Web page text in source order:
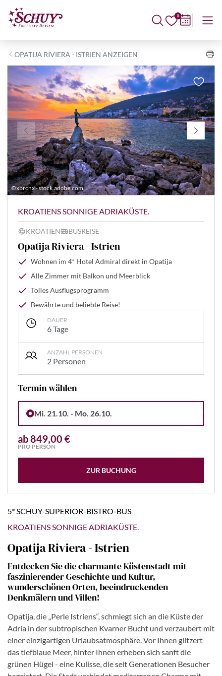
0
OPATIJA RIVIERA - ISTRIEN ANZEIGEN
©xbrchx - stock.adobe.com
KROATIENS SONNIGE ADRIAKÜSTE.
KROATIEN BUSREISE
Opatija Riviera - Istrien
Wohnen im 4* Hotel Admiral direkt in Opatija
Alle Zimmer mit Balkon und Meerblick
Tolles Ausflugsprogramm
Bewährte und beliebte Reise!
DAUER
6 Tage
ANZAHL PERSONEN
2 Personen
Termin wählen
Mi. 21.10. - Mo. 26.10.
ab 849,00 €
PRO PERSON
ZUR BUCHUNG
5* SCHUY-SUPERIOR-BISTRO-BUS
KROATIENS SONNIGE ADRIAKÜSTE.
Opatija Riviera - Istrien
Entdecken Sie die charmante Küstenstadt mit
faszinierender Geschichte und Kultur,
wunderschönen Orten, beeindruckenden
Denkmälern und Villen!
Opatija, die „Perle Istriens“, schmiegt sich an die Küste der
Adria in der subtropischen Kvarner Bucht und verzaubert mit
einer einzigartigen Urlaubsatmosphäre. Vor Ihnen glitzert
das tiefblaue Meer, hinter Ihnen erheben sich sanft die
grünen Hügel - eine Kulisse, die seit Generationen Besucher